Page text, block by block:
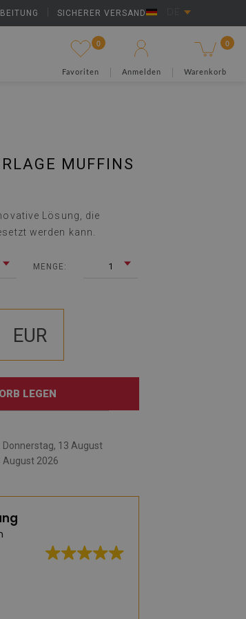
SICHERER VERSAND
0
Favoriten Anmelden
0
Warenkorb
MUFFINS
Lösung, die
werden kann.
MENGE: 1
EUR
LEGEN
Donnerstag, 13 August
August 2026